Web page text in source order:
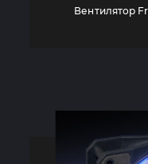
Вентилятор